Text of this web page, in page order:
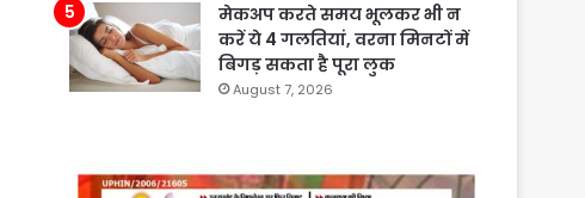
मेकअप करते समय भूलकर भी न
करें ये 4 गलतियां, वरना मिनटों में
बिगड़ सकता है पूरा लुक
August 7, 2026